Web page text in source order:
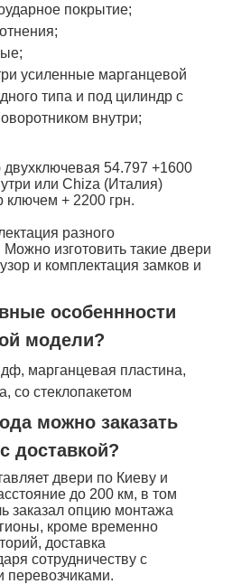
покрытие;
усиленные марганцевой
типа и под цилиндр с
внутри;
54.797 +1600
или Chiza (Италия)
ключем + 2200 грн.
разного
изготовить такие двери
и комплектация замков и
особеннности
модели?
марганцевая пластина,
со стеклопакетом
можно заказать
доставкой?
двери по Киеву и
до 200 км, в том
заказал опцию монтажа
кроме временно
доставка
сотрудничеству с
перевозчиками.